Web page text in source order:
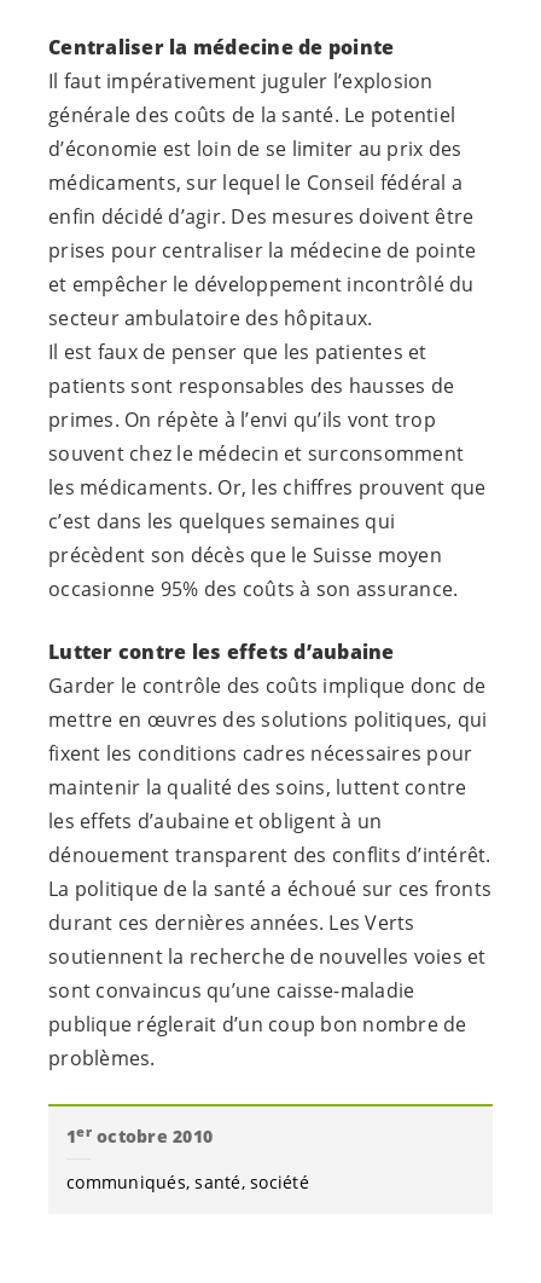
Centraliser la médecine de pointe
Il faut impérativement juguler l’explosion
générale des coûts de la santé. Le potentiel
d’économie est loin de se limiter au prix des
médicaments, sur lequel le Conseil fédéral a
enfin décidé d’agir. Des mesures doivent être
prises pour centraliser la médecine de pointe
et empêcher le développement incontrôlé du
secteur ambulatoire des hôpitaux.
Il est faux de penser que les patientes et
patients sont responsables des hausses de
primes. On répète à l’envi qu’ils vont trop
souvent chez le médecin et surconsomment
les médicaments. Or, les chiffres prouvent que
c’est dans les quelques semaines qui
précèdent son décès que le Suisse moyen
occasionne 95% des coûts à son assurance.
Lutter contre les effets d’aubaine
Garder le contrôle des coûts implique donc de
mettre en œuvres des solutions politiques, qui
fixent les conditions cadres nécessaires pour
maintenir la qualité des soins, luttent contre
les effets d’aubaine et obligent à un
dénouement transparent des conflits d’intérêt.
La politique de la santé a échoué sur ces fronts
durant ces dernières années. Les Verts
soutiennent la recherche de nouvelles voies et
sont convaincus qu’une caisse-maladie
publique réglerait d’un coup bon nombre de
problèmes.
1eroctobre 2010
communiqués santé société